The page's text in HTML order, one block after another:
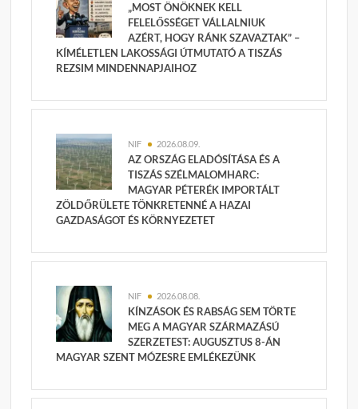
„MOST ÖNÖKNEK KELL
FELELŐSSÉGET VÁLLALNIUK
AZÉRT, HOGY RÁNK SZAVAZTAK” –
KÍMÉLETLEN LAKOSSÁGI ÚTMUTATÓ A TISZÁS
REZSIM MINDENNAPJAIHOZ
NIF 2026.08.09.
AZ ORSZÁG ELADÓSÍTÁSA ÉS A
TISZÁS SZÉLMALOMHARC:
MAGYAR PÉTERÉK IMPORTÁLT
ZÖLDŐRÜLETE TÖNKRETENNÉ A HAZAI
GAZDASÁGOT ÉS KÖRNYEZETET
NIF 2026.08.08.
KÍNZÁSOK ÉS RABSÁG SEM TÖRTE
MEG A MAGYAR SZÁRMAZÁSÚ
SZERZETEST: AUGUSZTUS 8-ÁN
MAGYAR SZENT MÓZESRE EMLÉKEZÜNK